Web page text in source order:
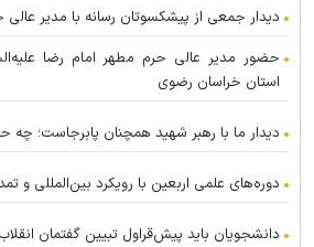
دیدار جمعی از پیشکسوتان رسانه با مدیر
حضور مدیر عالی حرم مطهر امام رضا
استان خراسان رضوی
دیدار ما با رهبر شهید همچنان پابرجاست؛ چه
دوره‌های علمی اربعین با رویکرد بین‌المللی
دانشجویان باید پیش‌قراول تبیین گفتمان